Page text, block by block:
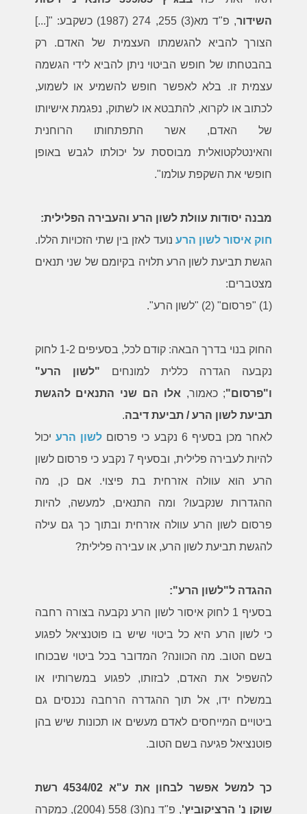
השידור
, פ"ד מא(3) 255, 274 (1987) כשקבע: "[...]
הצורך להביא להגשמתו העצמית של האדם. רק
בהבטחתו של חופש הביטוי ניתן להביא לידי הגשמה
עצמית זו. בלא לאפשר חופש להשמיע או לשמוע,
לכתוב או לקרוא, להתבטא או לשתוק, נפגמת אישיותו
של האדם, אשר התפתחותו הרוחנית
והאינטלקטואלית מבוססת על יכולתו לגבש באופן
חופשי את השקפת עולמו".
מבנה יסודות עוולת לשון הרע והעבירה הפלילית:
חוק איסור לשון הרע נועד לאזן בין שתי הזכויות הללו.
הגשת תביעת לשון הרע תלויה בקיומם של שני תנאים
מצטברים:
(1) "פרסום" (2) "לשון הרע".
החוק בנוי בדרך הבאה: קודם לכל, בסעיפים 1-2 לחוק
נקבעה הגדרה כללית למונחים "לשון הרע"
ו"פרסום"; כאמור, אלו הם שני התנאים להגשת
תביעת לשון הרע / תביעת דיבה.
לאחר מכן בסעיף 6 נקבע כי פרסום
לשון הרע יכול
להיות לעבירה פלילית, ובסעיף 7 נקבע כי פרסום לשון
הרע הוא עוולה אזרחית בת פיצוי. אם כן, מה
ההגדרות שנקבעו? ומה התנאים, למעשה, להיות
פרסום לשון הרע עוולה אזרחית ובתוך כך גם עילה
להגשת תביעת לשון הרע, או עבירה פלילית?
ההגדה ל"לשון הרע":
בסעיף 1 לחוק איסור לשון הרע נקבעה בצורה רחבה
כי לשון הרע היא כל ביטוי שיש בו פוטנציאל לפגוע
בשם הטוב. מה הכוונה? המדובר בכל ביטוי שבכוחו
להשפיל את האדם, לבזותו, לפגוע במשרותיו או
במשלח ידו, אל תוך ההגדרה הרחבה נכנסים גם
ביטויים המייחסים לאדם מעשים או תכונות שיש בהן
פוטנציאל פגיעה בשם הטוב.
כך למשל אפשר לבחון את ע"א 4534/02 רשת
שוקן נ' הרציקוביץ'
, פ"ד נח(3) 558 (2004), כמקרה